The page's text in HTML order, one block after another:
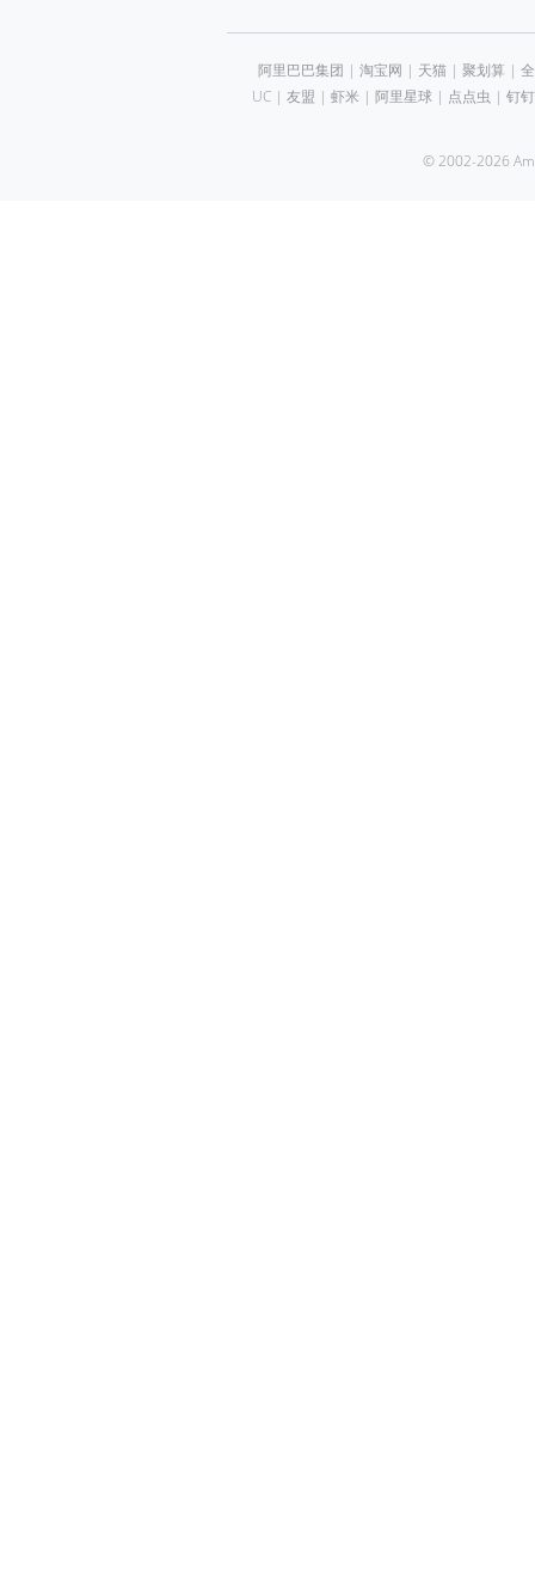
阿里巴巴集团 | 淘宝网 | 天猫| 聚划算 |
UC| 友盟 | 虾米 | 阿里星球| 点点虫 | 钉钉
© 2002-2026